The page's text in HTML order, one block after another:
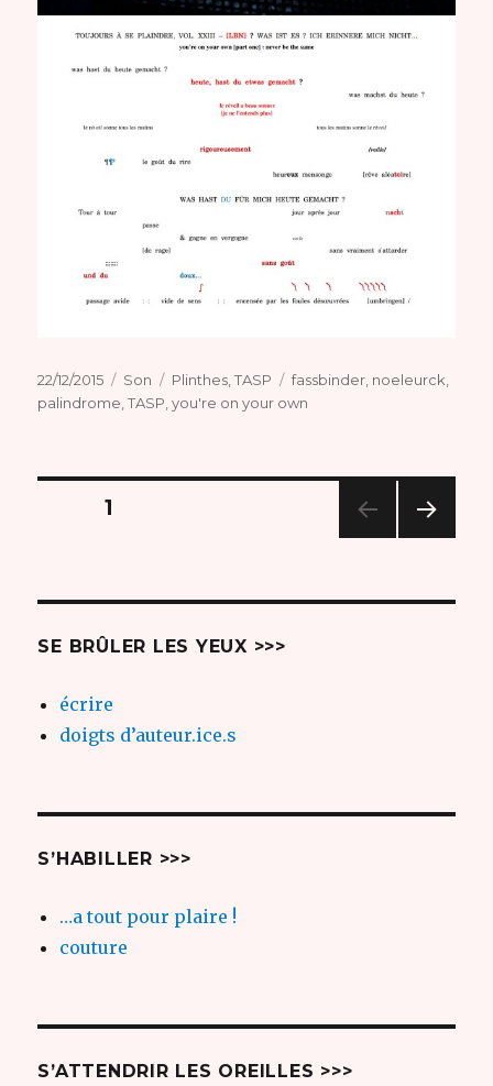
Publié
le
22/12/2015 Format
Son Catégories
Plinthes ,TASP Étiquettes
fassbinder noeleurck
palindrome ,TASP ,you're on your own
Navigation
articles
PAGE1
ANT
SE BRÛLER LES YEUX >>>
écrire
doigts d’auteur.ice.s
S’HABILLER >>>
…a tout pour plaire !
couture
S’ATTENDRIR LES OREILLES >>>